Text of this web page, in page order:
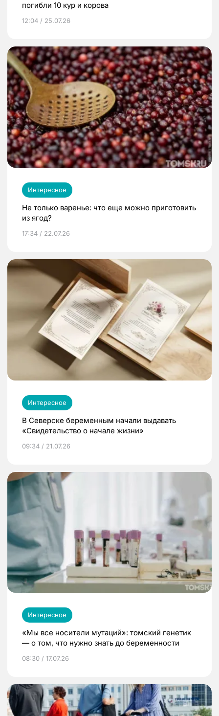
погибли 10 кур и корова
12:04 / 25.07.26
Интересное
Не только варенье: что еще можно приготовить
из ягод?
17:34 / 22.07.26
Интересное
В Северске беременным начали выдавать
«Свидетельство о начале жизни»
09:34 / 21.07.26
Интересное
«Мы все носители мутаций»: томский генетик
— о том, что нужно знать до беременности
08:30 / 17.07.26